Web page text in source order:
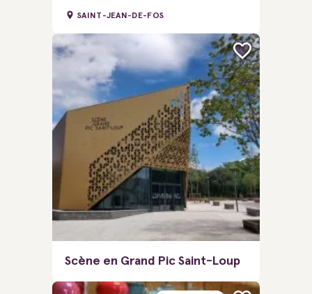
SAINT-JEAN-DE-FOS
Scène en Grand Pic Saint-Loup